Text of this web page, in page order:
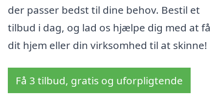
der passer bedst til dine behov. Bestil et
tilbud i dag, og lad os hjælpe dig med at få
dit hjem eller din virksomhed til at skinne!
Få 3 tilbud, gratis og uforpligtende